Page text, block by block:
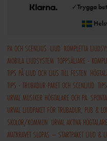
✓Trygga
PA OCH SCENLJUS LJUD KOMPLETTA
MOBILA LJUDSYSTEM TOPPSÄLJARE -
TIPS PÅ LJUD OCH LJUS TILL FESTEN
TIPS - TRUBADUR-PAKET OCH SCENLJUD
URVAL MUSIKER HÖGTALARE OCH PA
URVAL LJUDPAKET FÖR TRUBADUR, PUB &
SKOLOR/KOMMUN URVAL AKTIVA
MATKRAVET SLOPAS – STARTPAKET LJUD &